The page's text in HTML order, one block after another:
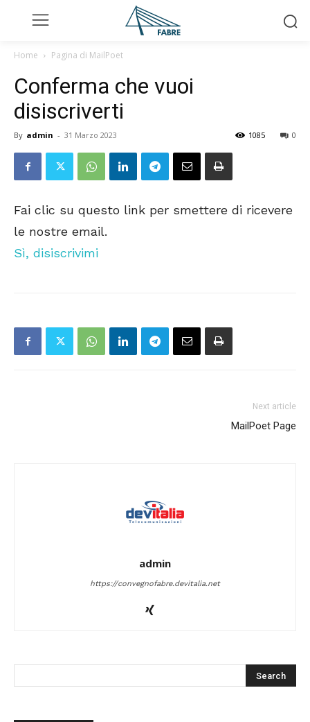
Home Pagina di MailPoet
Conferma che vuoi
disiscriverti
By admin - 31 Marzo 2023 0
1085
Fai clic su questo link per smettere di ricevere
le nostre email.
Sì, disiscrivimi
Next article
MailPoet Page
admin
https://convegnofabre.devitalia.net